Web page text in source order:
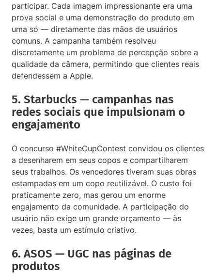
participar. Cada imagem impressionante era uma
prova social e uma demonstração do produto em
uma só — diretamente das mãos de usuários
comuns. A campanha também resolveu
discretamente um problema de percepção sobre a
qualidade da câmera, permitindo que clientes reais
defendessem a Apple.
5. Starbucks — campanhas nas
redes sociais que impulsionam o
engajamento
O concurso #WhiteCupContest convidou os clientes
a desenharem em seus copos e compartilharem
seus trabalhos. Os vencedores tiveram suas obras
estampadas em um copo reutilizável. O custo foi
praticamente zero, mas gerou um enorme
engajamento da comunidade. A participação do
usuário não exige um grande orçamento — às
vezes, basta um estímulo criativo.
6. ASOS — UGC nas páginas de
produtos